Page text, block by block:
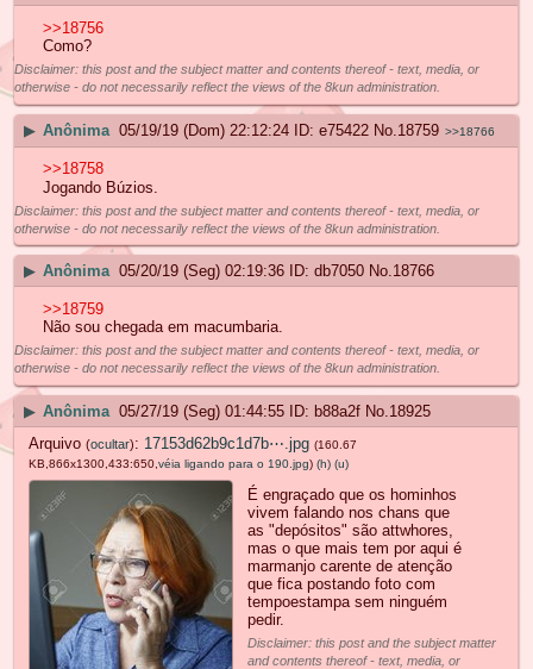
>>18756
Como?
Disclaimer: this post and the subject matter and contents thereof - text, media, or
otherwise - do not necessarily reflect the views of the 8kun administration.
▶ Anônima 05/19/19 (Dom) 22:12:24 e75422 No. 18759 >>18766
>>18758
Jogando Búzios.
Disclaimer: this post and the subject matter and contents thereof - text, media, or
otherwise - do not necessarily reflect the views of the 8kun administration.
▶ Anônima 05/20/19 (Seg) 02:19:36 db7050 No.18766
>>18759
Não sou chegada em macumbaria.
Disclaimer: this post and the subject matter and contents thereof - text, media, or
otherwise - do not necessarily reflect the views of the 8kun administration.
▶ Anônima 05/27/19 (Seg) 01:44:55 b88a2f No. 18925
Arquivo (ocultar): 17153d62b9c1d7b⋯.jpg (160.67
KB,866x1300,433:650, véia ligando para o 190.jpg) (h) (u)
É engraçado que os hominhos
vivem falando nos chans que
as "depósitos" são attwhores,
mas o que mais tem por aqui é
marmanjo carente de atenção
que fica postando foto com
tempoestampa sem ninguém
pedir.
Disclaimer: this post and the subject matter
and contents thereof - text, media, or